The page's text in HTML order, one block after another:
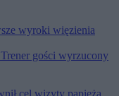
wyroki więzienia
gości wyrzucony
cel wizyty papieża